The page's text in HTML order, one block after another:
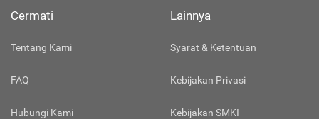
Cermati
Tentang Kami
FAQ
Hubungi Kami
Lainnya
Syarat & Ketentuan
Kebijakan Privasi
Kebijakan SMKI